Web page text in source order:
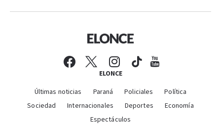
ELONCE
Últimas noticias Paraná Policiales
Política
Sociedad
Internacionales Deportes
Economía
Espectáculos